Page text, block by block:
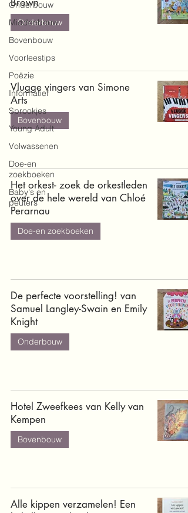
Onderbouw
Middenbouw
Bovenbouw
Voorleestips
Poëzie
Informatief
Sprookjes
Young Adult
Volwassenen
Doe-en
zoekboeken
Baby's en
peuters
Onderbouw
Vlugge vingers van Simone
Arts
Bovenbouw
Het orkest- zoek de orkestleden
over de hele wereld van Chloé
Perarnau
Doe-en zoekboeken
De perfecte voorstelling! van
Samuel Langley-Swain en Emily
Knight
Onderbouw
Hotel Zweefkees van Kelly van
Kempen
Bovenbouw
Alle kippen verzamelen! Een